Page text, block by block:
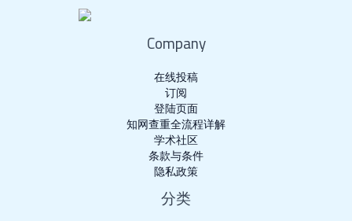
Company
在线投稿
订阅
登陆页面
知网查重全流程详解
学术社区
条款与条件
隐私政策
分类